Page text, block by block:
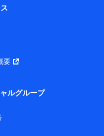
は、お客さまの情報
原則を順守します 。
ドの「第三者提供の
共同利用する場合があ
お客さま（2019年12
ラブ会員であったこと
、2019年12月10日以
要
ルグループ